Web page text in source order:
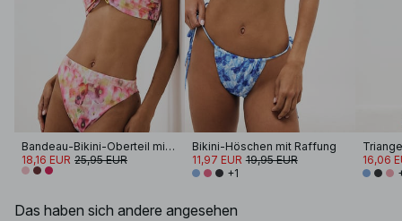
Bandeau-Bikini-Oberteil mit Wellenmuster
18,16 EUR 25,95 EUR
Bikini-Höschen mit Raffung
11,97 EUR 19,95 EUR
+1
16,06
Das haben sich andere angesehen